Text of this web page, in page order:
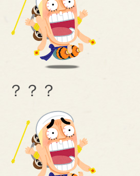
？？？